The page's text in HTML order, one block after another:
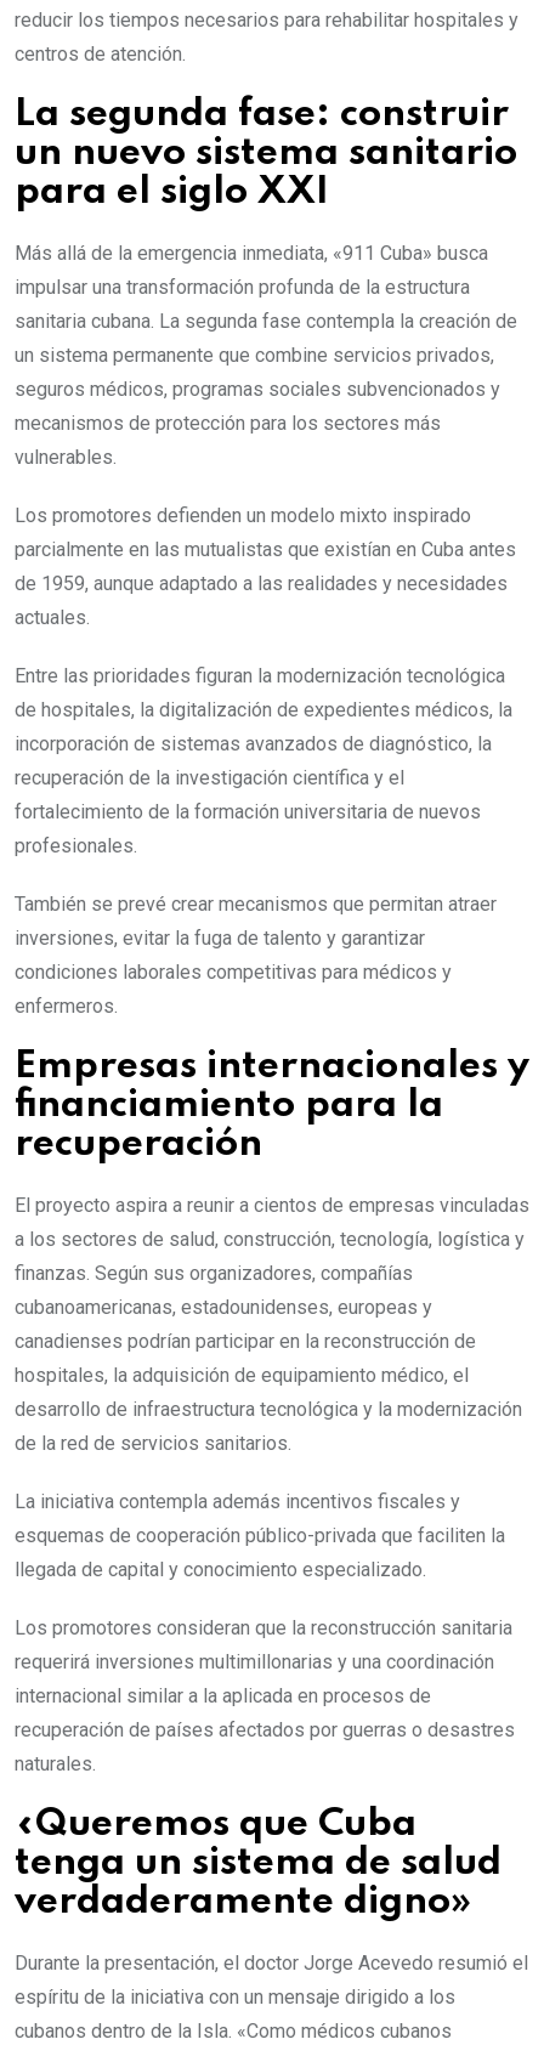
reducir los tiempos necesarios para rehabilitar hospitales y
centros de atención.
La segunda fase: construir
un nuevo sistema sanitario
para el siglo XXI
Más allá de la emergencia inmediata, «911 Cuba» busca
impulsar una transformación profunda de la estructura
sanitaria cubana. La segunda fase contempla la creación de
un sistema permanente que combine servicios privados,
seguros médicos, programas sociales subvencionados y
mecanismos de protección para los sectores más
vulnerables.
Los promotores defienden un modelo mixto inspirado
parcialmente en las mutualistas que existían en Cuba antes
de 1959, aunque adaptado a las realidades y necesidades
actuales.
Entre las prioridades figuran la modernización tecnológica
de hospitales, la digitalización de expedientes médicos, la
incorporación de sistemas avanzados de diagnóstico, la
recuperación de la investigación científica y el
fortalecimiento de la formación universitaria de nuevos
profesionales.
También se prevé crear mecanismos que permitan atraer
inversiones, evitar la fuga de talento y garantizar
condiciones laborales competitivas para médicos y
enfermeros.
Empresas internacionales y
financiamiento para la
recuperación
El proyecto aspira a reunir a cientos de empresas vinculadas
a los sectores de salud, construcción, tecnología, logística y
finanzas. Según sus organizadores, compañías
cubanoamericanas, estadounidenses, europeas y
canadienses podrían participar en la reconstrucción de
hospitales, la adquisición de equipamiento médico, el
desarrollo de infraestructura tecnológica y la modernización
de la red de servicios sanitarios.
La iniciativa contempla además incentivos fiscales y
esquemas de cooperación público-privada que faciliten la
llegada de capital y conocimiento especializado.
Los promotores consideran que la reconstrucción sanitaria
requerirá inversiones multimillonarias y una coordinación
internacional similar a la aplicada en procesos de
recuperación de países afectados por guerras o desastres
naturales.
«Queremos que Cuba
tenga un sistema de salud
verdaderamente digno»
Durante la presentación, el doctor Jorge Acevedo resumió el
espíritu de la iniciativa con un mensaje dirigido a los
cubanos dentro de la Isla. «Como médicos cubanos